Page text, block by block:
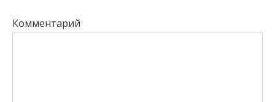
Комментарий